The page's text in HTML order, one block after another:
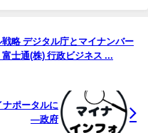
戦略 デジタル庁と マイナンバー
士通(株) 行政ビジネス ...
ポータルに
―政府